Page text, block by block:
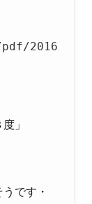
2016
」
です・